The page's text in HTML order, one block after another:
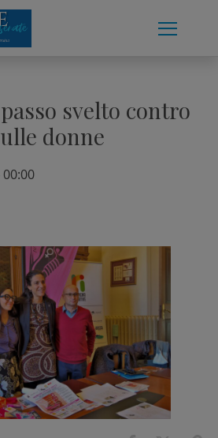
svelto contro
donne